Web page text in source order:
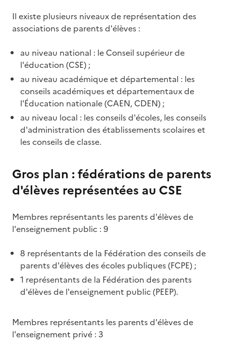
Il existe plusieurs niveaux de représentation des
associations de parents d'élèves :
au niveau national : le Conseil supérieur de
l'éducation (CSE) ;
au niveau académique et départemental : les
conseils académiques et départementaux de
l'Éducation nationale (CAEN, CDEN) ;
au niveau local : les conseils d'écoles, les conseils
d'administration des établissements scolaires et
les conseils de classe.
Gros plan : fédérations de parents
d'élèves représentées au CSE
Membres représentants les parents d'élèves de
l'enseignement public : 9
8 représentants de la Fédération des conseils de
parents d'élèves des écoles publiques (FCPE) ;
1 représentants de la Fédération des parents
d'élèves de l'enseignement public (PEEP).
Membres représentants les parents d'élèves de
l'enseignement privé : 3